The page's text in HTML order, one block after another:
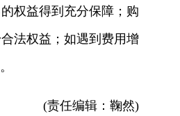
权益得到充分保障；购
法权益；如遇到费用增
(责任编辑：鞠然)